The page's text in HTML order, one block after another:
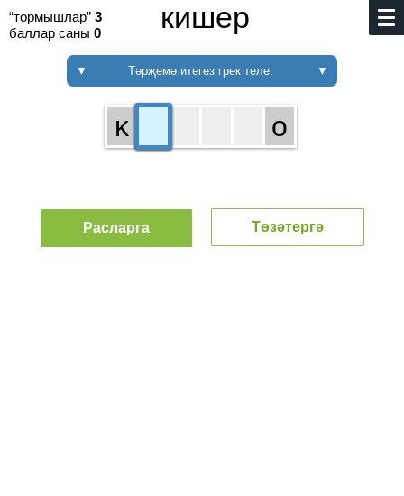
“тормышлар” 3
баллар саны 0 кишер
▼ Тәрҗемә итегез грек теле. ▼